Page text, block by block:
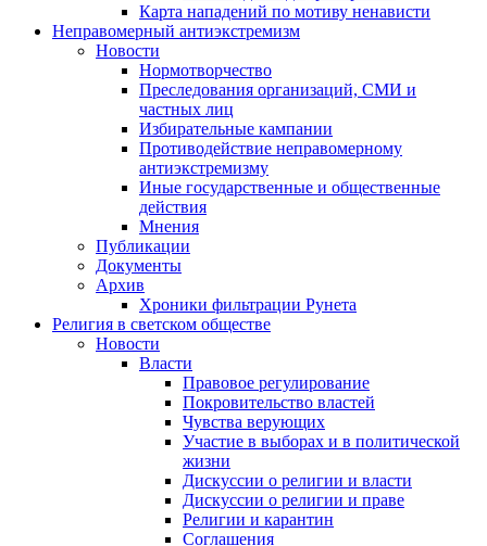
Карта нападений по мотиву ненависти
Неправомерный антиэкстремизм
Новости
Нормотворчество
Преследования организаций, СМИ и
частных лиц
Избирательные кампании
Противодействие неправомерному
антиэкстремизму
Иные государственные и общественные
действия
Мнения
Публикации
Документы
Архив
Хроники фильтрации Рунета
Религия в светском обществе
Новости
Власти
Правовое регулирование
Покровительство властей
Чувства верующих
Участие в выборах и в политической
жизни
Дискуссии о религии и власти
Дискуссии о религии и праве
Религии и карантин
Соглашения